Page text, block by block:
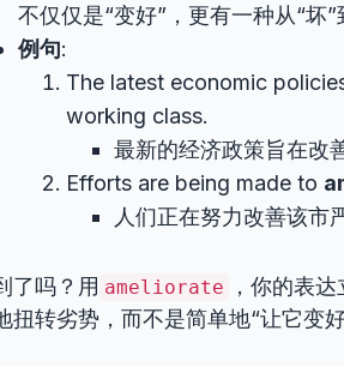
不仅仅是“变好”，更有一种从“坏”
例句:
The latest economic
working class.
最新的经济政策旨在改
Efforts are being made to
人们正在努力改善该市
了吗？用 ameliorate
，你的表
扭转劣势，而不是简单地“让它变好